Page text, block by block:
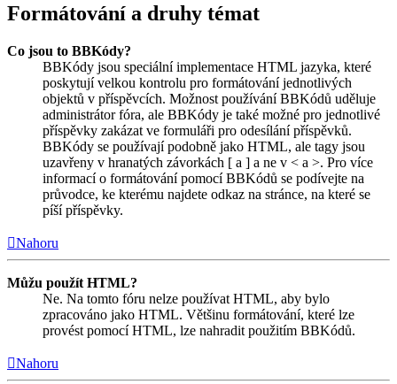
Formátování a druhy témat
Co jsou to BBKódy?
BBKódy jsou speciální implementace HTML jazyka, které
poskytují velkou kontrolu pro formátování jednotlivých
objektů v příspěvcích. Možnost používání BBKódů uděluje
administrátor fóra, ale BBKódy je také možné pro jednotlivé
příspěvky zakázat ve formuláři pro odesílání příspěvků.
BBKódy se používají podobně jako HTML, ale tagy jsou
uzavřeny v hranatých závorkách [ a ] a ne v < a >. Pro více
informací o formátování pomocí BBKódů se podívejte na
průvodce, ke kterému najdete odkaz na stránce, na které se
píší příspěvky.
Nahoru
Můžu použít HTML?
Ne. Na tomto fóru nelze používat HTML, aby bylo
zpracováno jako HTML. Většinu formátování, které lze
provést pomocí HTML, lze nahradit použitím BBKódů.
Nahoru